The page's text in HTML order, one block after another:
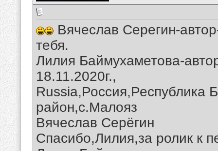
Вячеслав Серегин-
тебя.
Лилия Баймухаметова-
18.11.2020г.,
Russia,Россия,Республика
район,с.Малояз
Вячеслав Серёгин
Спасибо,Лилия,за ролик к